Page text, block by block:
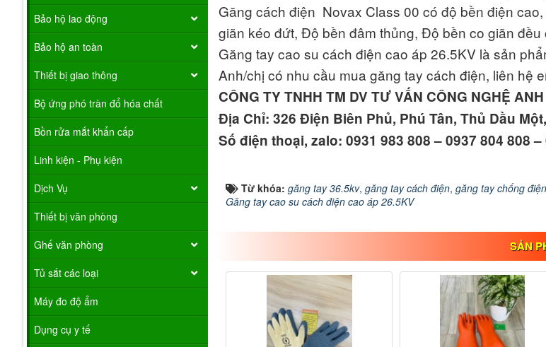
Găng cách điện Novax Class 00 có độ bền điện
giãn kéo đứt, Độ bền đâm thủng, Độ bền co giãn
Găng tay cao su cách điện cao áp 26.5KV là sản
Anh/chị có nhu cầu mua găng tay cách điện, liên hệ
CÔNG TY TNHH TM DV TƯ VẤN CÔNG NGHỆ
Địa Chỉ: 326 Điện Biên Phủ, Phú Tân, Thủ Dầu
Số điện thoại, zalo: 0931 983 808 – 0937 804 808
Từ khóa:găng tay 36.5kv,găng tay cách điện,găng tay chống
Găng tay cao su cách điện cao áp 26.5KV
SẢN
Bảo hộ lao động
Bảo hộ an toàn
Thiết bị giao thông
Bộ ứng phó tràn đổ hóa chất
Bồn rửa mắt khẩn cấp
Linh kiện - Phụ kiện
Dịch Vụ
Thiết bị văn phòng
Ghế văn phòng
Tủ sắt các loại
Máy đo độ ẩm
Dụng cụ y tế